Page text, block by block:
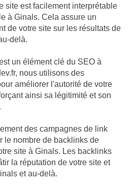
site est facilement interprétable
à Ginals. Cela assure un
de votre site sur les résultats de
delà.
un élément clé du SEO à
nous utilisons des
améliorer l'autorité de votre
ainsi sa légitimité et son
des campagnes de link
le nombre de backlinks de
site à Ginals. Les backlinks
la réputation de votre site et
et au-delà.